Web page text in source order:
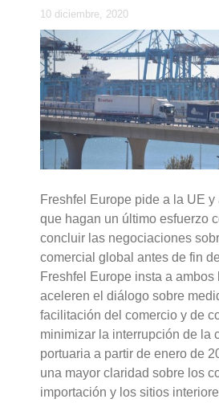
10 diciembre, 2020
Freshfel Europe pide a la UE
que hagan un último esfuerzo
concluir las negociaciones
comercial global antes de fin
Freshfel Europe insta a ambos
aceleren el diálogo sobre
facilitación del comercio y de
minimizar la interrupción de la
portuaria a partir de enero de
una mayor claridad sobre los
importación y los sitios